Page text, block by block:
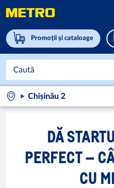
Promoții și cataloage
Chișinău 2
DĂ
PERFECT –
CU